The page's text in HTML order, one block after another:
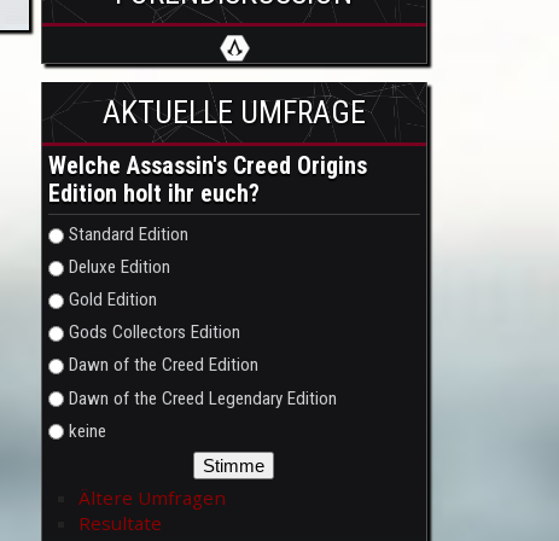
AKTUELLE UMFRAGE
Welche Assassin's Creed Origins
Edition holt ihr euch?
Auswahlmöglichkeiten
Standard Edition
Deluxe Edition
Gold Edition
Gods Collectors Edition
Dawn of the Creed Edition
Dawn of the Creed Legendary Edition
keine
Ältere Umfragen
Resultate